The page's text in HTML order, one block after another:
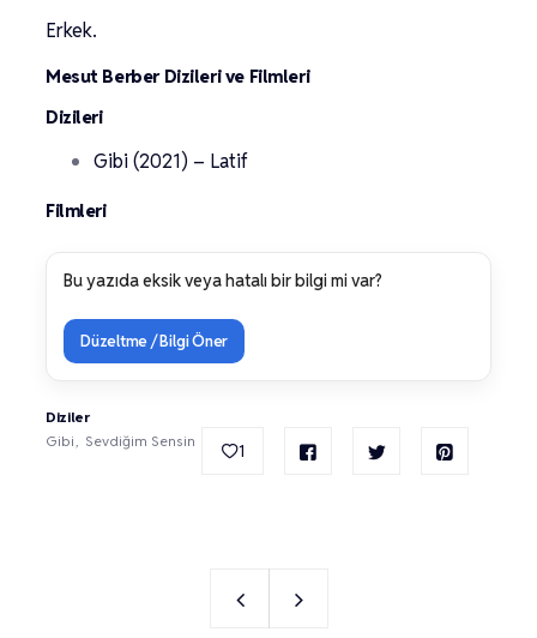
Erkek.
Mesut Berber Dizileri ve Filmleri
Dizileri
Gibi (2021) – Latif
Filmleri
Bu yazıda eksik veya hatalı bir bilgi mi var?
Düzeltme / Bilgi Öner
Diziler
Gibi
Sevdiğim Sensin 1